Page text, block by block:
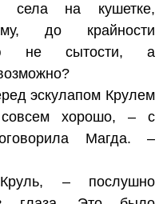
села на кушетке,
до крайности
не сытости, а
эскулапом Крулем
хорошо, – с
Магда. –
– послушно